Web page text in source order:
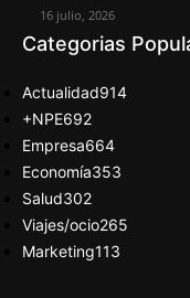
16 julio, 2026
Categorias
Actualidad914
+NPE692
Empresa664
Economía353
Salud302
Viajes/ocio265
Marketing113